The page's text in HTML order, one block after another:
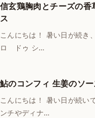
信玄鶏胸肉とチーズの
ス
こんにちは！ 暑い日が続き
ロ ドゥ シ…
鮎のコンフィ 生姜のソー
こんにちは！ 暑い日が続い
ンチやディナ…